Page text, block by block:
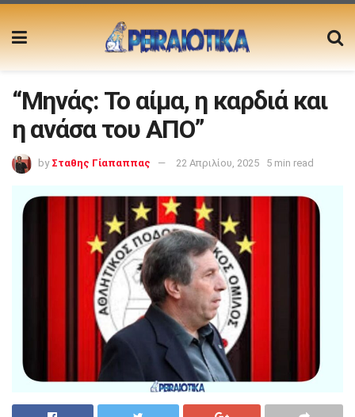
“Μηνάς: Το αίμα, η καρδιά και
η ανάσα του ΑΠΟ”
by Σταθης Γίαπαππας 22 Απριλίου, 2025 5 min read